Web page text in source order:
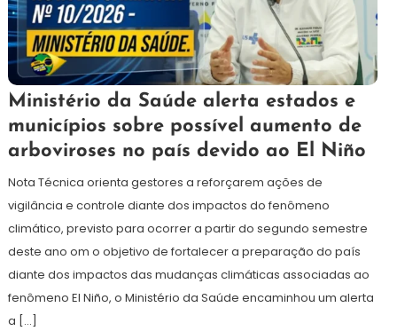
23
julho
de
Maurilio
Ministério da Saúde alerta estados e
municípios sobre possível aumento de
arboviroses no país devido ao El Niño
Nota Técnica orienta gestores a reforçarem ações de
vigilância e controle diante dos impactos do fenômeno
climático, previsto para ocorrer a partir do segundo semestre
deste ano om o objetivo de fortalecer a preparação do país
diante dos impactos das mudanças climáticas associadas ao
fenômeno El Niño, o Ministério da Saúde encaminhou um alerta
a […]